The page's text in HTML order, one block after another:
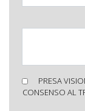
PRESA
CONSENSO AL